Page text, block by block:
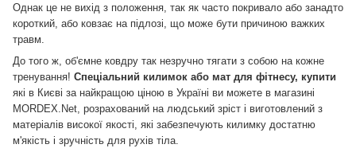
Однак це не вихід з положення, так як часто покривало або занадто
короткий, або ковзає на підлозі, що може бути причиною важких
травм.
До того ж, об'ємне ковдру так незручно тягати з собою на кожне
тренування! Спеціальний килимок або мат для фітнесу, купити
які в Києві за найкращою ціною в Україні ви можете в магазині
MORDEX.Net, розрахований на людський зріст і виготовлений з
матеріалів високої якості, які забезпечують килимку достатню
м'якість і зручність для рухів тіла.